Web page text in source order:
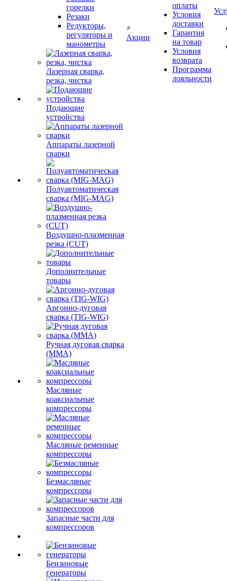
горелки
Резаки
Редукторы,
регуляторы и
манометры
Лазерная сварка,
резка, чистка
Подающие
устройства
Аппараты лазерной
сварки
Полуавтоматическая
сварка (MIG-MAG)
Воздушно-плазменная
резка (CUT)
Дополнительные
товары
Аргонно-дуговая
сварка (TIG-WIG)
Ручная дуговая сварка
(MMA)
Масляные
коаксиальные
компрессоры
Масляные ременные
компрессоры
Безмасляные
компрессоры
Запасные части для
компрессоров
Бензиновые
генераторы
Акции
оплаты
Условия
доставки
Гарантия
на товар
Условия
возврата
Программа
лояльности